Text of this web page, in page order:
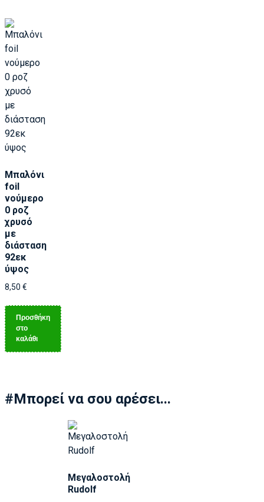
Μπαλόνι
foil
νούμερο
0 ροζ
χρυσό
με
διάσταση
92εκ
ύψος
8,50 €
Προσθήκη
στο
καλάθι
#Μπορεί να σου αρέσει...
Μεγαλοστολή
Rudolf